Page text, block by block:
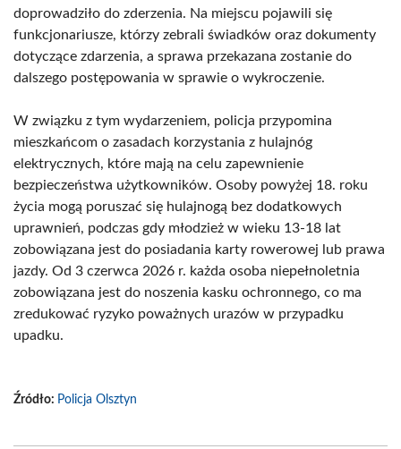
doprowadziło do zderzenia. Na miejscu pojawili się
funkcjonariusze, którzy zebrali świadków oraz dokumenty
dotyczące zdarzenia, a sprawa przekazana zostanie do
dalszego postępowania w sprawie o wykroczenie.
W związku z tym wydarzeniem, policja przypomina
mieszkańcom o zasadach korzystania z hulajnóg
elektrycznych, które mają na celu zapewnienie
bezpieczeństwa użytkowników. Osoby powyżej 18. roku
życia mogą poruszać się hulajnogą bez dodatkowych
uprawnień, podczas gdy młodzież w wieku 13-18 lat
zobowiązana jest do posiadania karty rowerowej lub prawa
jazdy. Od 3 czerwca 2026 r. każda osoba niepełnoletnia
zobowiązana jest do noszenia kasku ochronnego, co ma
zredukować ryzyko poważnych urazów w przypadku
upadku.
Źródło: Policja Olsztyn